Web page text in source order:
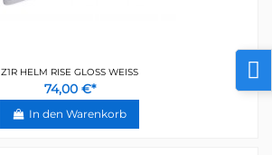
Z1R HELM RISE GLOSS WEISS
74,00 €*
In den Warenkorb